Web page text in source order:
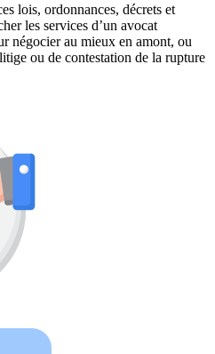
lois, ordonnances, décrets et
les services d’un avocat
négocier au mieux en amont, ou
ou de contestation de la rupture